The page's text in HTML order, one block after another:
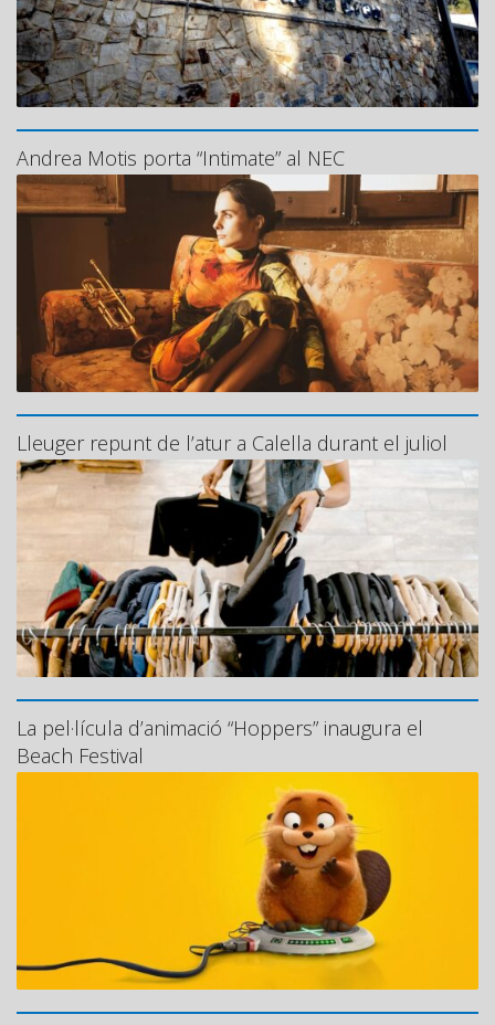
Andrea Motis porta “Intimate” al NEC
Lleuger repunt de l’atur a Calella durant el juliol
La pel·lícula d’animació “Hoppers” inaugura el
Beach Festival